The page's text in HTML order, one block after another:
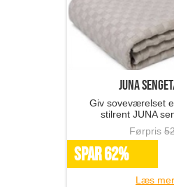
JUNA
Giv soveværelset
stilrent JUNA
Førpris
SPAR 62%
Læs